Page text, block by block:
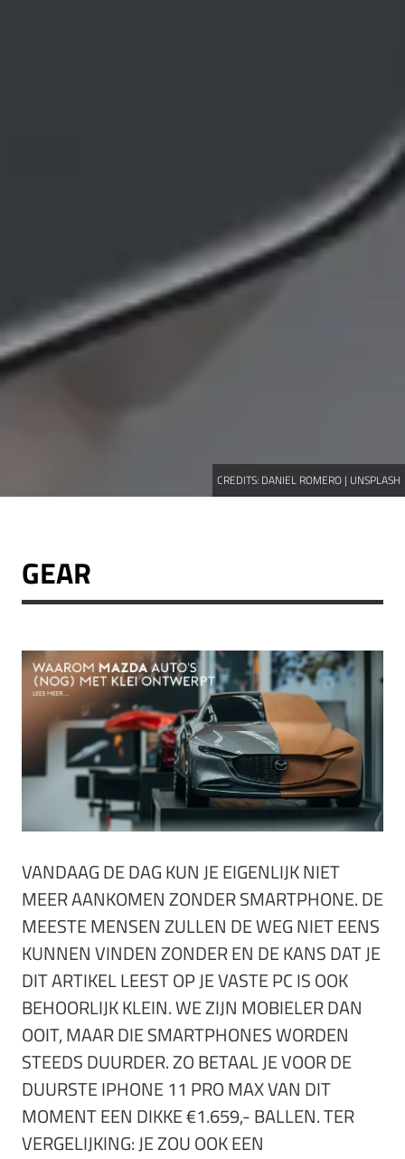
CREDITS: DANIEL ROMERO | UNSPLASH
GEAR
VANDAAG DE DAG KUN JE EIGENLIJK NIET
MEER AANKOMEN ZONDER SMARTPHONE. DE
MEESTE MENSEN ZULLEN DE WEG NIET EENS
KUNNEN VINDEN ZONDER EN DE KANS DAT JE
DIT ARTIKEL LEEST OP JE VASTE PC IS OOK
BEHOORLIJK KLEIN. WE ZIJN MOBIELER DAN
OOIT, MAAR DIE SMARTPHONES WORDEN
STEEDS DUURDER. ZO BETAAL JE VOOR DE
DUURSTE IPHONE 11 PRO MAX VAN DIT
MOMENT EEN DIKKE €1.659,- BALLEN. TER
VERGELIJKING: JE ZOU OOK EEN